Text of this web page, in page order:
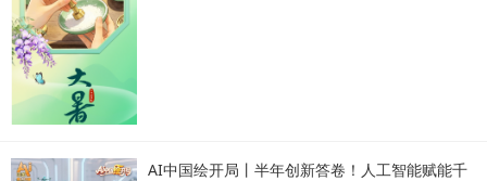
AI中国绘开局丨半年创新答卷！人工智能赋能千